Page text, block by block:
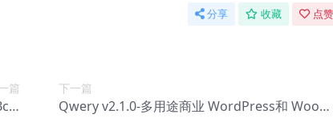
分享 收藏 点
篇
0
下一篇
Qwery v2.1.0-多用途商业 WordPress和